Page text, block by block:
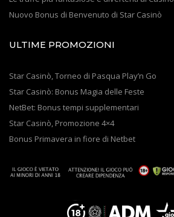
Nuovo Bonus di Benvenuto di Star Casinò
ULTIME PROMOZIONI
Star Casinò, Torneo di Pasqua Play’n Go
Star Casinò: Bonus Magia delle Feste
NetBet: Bonus tempi supplementari
Star Casinò, Promozione 4×4
Bonus Primavera in fiore di Netbet